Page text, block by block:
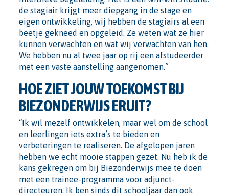
de stagiair krijgt meer diepgang in de stage en
eigen ontwikkeling, wij hebben de stagiairs al een
beetje gekneed en opgeleid. Ze weten wat ze hier
kunnen verwachten en wat wij verwachten van hen.
We hebben nu al twee jaar op rij een afstudeerder
met een vaste aanstelling aangenomen.”
HOE ZIET JOUW TOEKOMST BIJ
BIEZONDERWIJS ERUIT?
“Ik wil mezelf ontwikkelen, maar wel om de school
en leerlingen iets extra’s te bieden en
verbeteringen te realiseren. De afgelopen jaren
hebben we echt mooie stappen gezet. Nu heb ik de
kans gekregen om bij Biezonderwijs mee te doen
met een trainee-programma voor adjunct-
directeuren. Ik ben sinds dit schooljaar dan ook